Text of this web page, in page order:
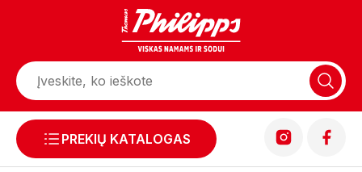
PREKIŲ KATALOGAS